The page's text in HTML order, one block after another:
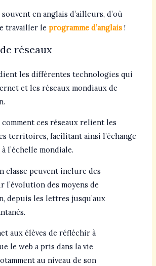
en anglais d’ailleurs, d’où
travailler le programme d’anglais!
réseaux
les différentes technologies qui
et les réseaux mondiaux de
ces réseaux relient les
territoires, facilitant ainsi l’échange
l’échelle mondiale.
classe peuvent inclure des
l’évolution des moyens de
depuis les lettres jusqu’aux
aux élèves de réfléchir à
le web a pris dans la vie
au niveau de son